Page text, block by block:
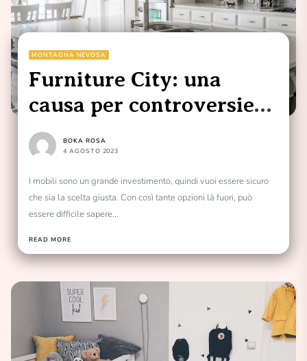
MONTAGNA NEVOSA
Furniture City: una
causa per controversie
di modesta entità finisce
in tribunale
BOKA ROSA
4 AGOSTO 2023
I mobili sono un grande investimento, quindi vuoi essere sicuro
che sia la scelta giusta. Con così tante opzioni là fuori, può
essere difficile sapere...
READ MORE